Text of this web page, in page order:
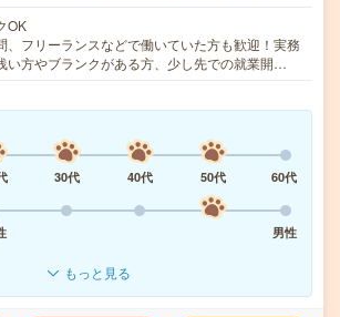
OK
、フリーランスなどで働いていた方も歓迎！実務
い方やブランクがある方、少し先での就業開…
30代 40代 50代
60代
男性
もっと見る